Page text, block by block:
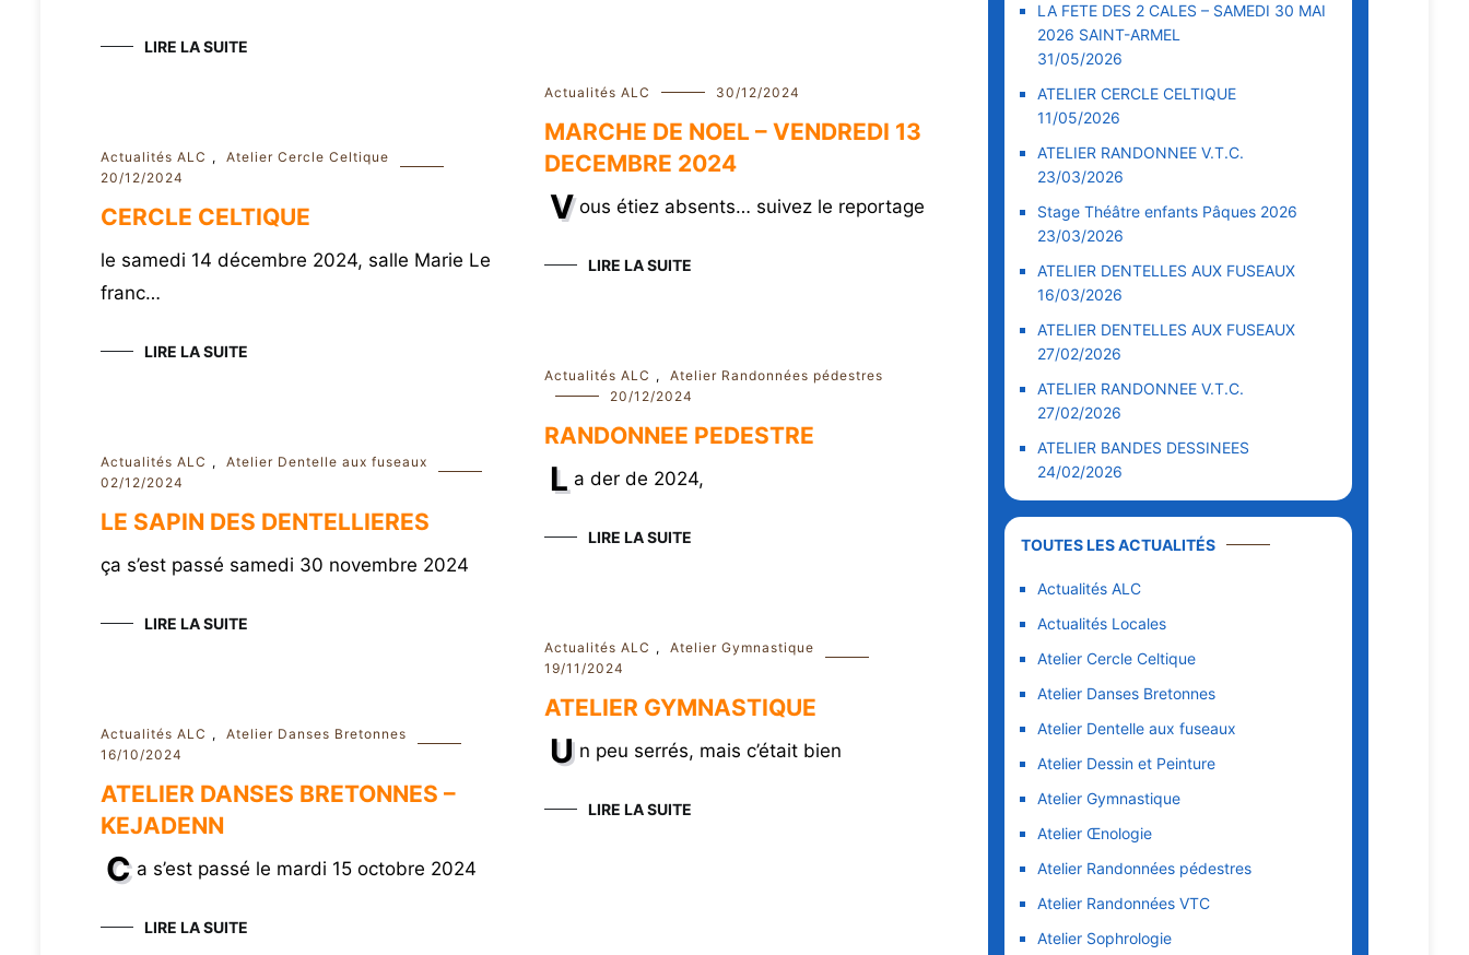
LIRE LA SUITE
Actualités ALC 30/12/2024
MARCHE DE NOEL – VENDREDI 13
DECEMBRE 2024
V ous étiez absents… suivez le reportage
LIRE LA SUITE
Actualités ALC ,
Atelier Cercle Celtique
20/12/2024
CERCLE CELTIQUE
le samedi 14 décembre 2024, salle Marie Le
franc…
LIRE LA SUITE
Actualités ALC ,
Atelier Randonnées pédestres
20/12/2024
RANDONNEE PEDESTRE
L a der de 2024,
LIRE LA SUITE
Actualités ALC ,
Atelier Dentelle aux fuseaux
02/12/2024
LE SAPIN DES DENTELLIERES
ça s’est passé samedi 30 novembre 2024
LIRE LA SUITE
Actualités ALC ,
Atelier Gymnastique
19/11/2024
ATELIER GYMNASTIQUE
U n peu serrés, mais c’était bien
LIRE LA SUITE
Actualités ALC ,
Atelier Danses Bretonnes
16/10/2024
ATELIER DANSES BRETONNES –
KEJADENN
C a s’est passé le mardi 15 octobre 2024
LIRE LA SUITE
LA FETE DES 2 CALES – SAMEDI 30 MAI
2026 SAINT-ARMEL
31/05/2026
ATELIER CERCLE CELTIQUE
11/05/2026
ATELIER RANDONNEE V.T.C.
23/03/2026
Stage Théâtre enfants Pâques 2026
23/03/2026
ATELIER DENTELLES AUX FUSEAUX
16/03/2026
ATELIER DENTELLES AUX FUSEAUX
27/02/2026
ATELIER RANDONNEE V.T.C.
27/02/2026
ATELIER BANDES DESSINEES
24/02/2026
TOUTES LES ACTUALITÉS
Actualités ALC
Actualités Locales
Atelier Cercle Celtique
Atelier Danses Bretonnes
Atelier Dentelle aux fuseaux
Atelier Dessin et Peinture
Atelier Gymnastique
Atelier Œnologie
Atelier Randonnées pédestres
Atelier Randonnées VTC
Atelier Sophrologie